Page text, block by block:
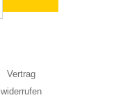
Vertrag
widerrufen